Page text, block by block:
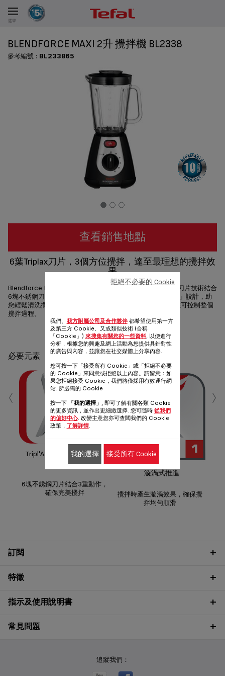
選單
BLENDFORCE MAXI 2升 攪拌機 BL2338
參考編號 : BL233865
查看銷售地點
6葉Triplax刀片，3個方位攪拌，達至最理想的攪拌效
果
Blendforce Maxi: 極致攪拌的能力! 創新攪拌機連 Tripl'Ax 刀片技術結合
6塊不銹鋼刀片及3重動作，完美攪拌各種食材。專利「雙按」設計，助
您輕鬆清洗攪拌機。600瓦功率及5段速度連暫動功能確保您可控制整個
攪拌過程。
分享 發送
必要元素
Tripl'Ax 技術: 特福革命性刀
片技術
6塊不銹鋼刀片結合3重動作，
確保完美攪拌
漩渦式推進
攪拌時產生漩渦效果，確保攪
拌均勻順滑
‹ ›
訂閱
特徵
指示及使用說明書
常見問題
追蹤我們：
我們、 我方附屬公司及合作夥伴都希望使用第一方
及第三方 Cookie、又或類似技術 (合稱
「Cookie」) 來搜集有關您的一些資料, 以便進行
分析，根據您的興趣及網上活動為您提供具針對性
的廣告與內容，並讓您在社交媒體上分享內容.
您可按一下「接受所有 Cookie」或「拒絕不必要
的 Cookie」來同意或拒絕以上內容。請留意：如
果您拒絕接受 Cookie，我們將僅採用有效運行網
站. 所必需的 Cookie
按一下 「我的選擇」 , 即可了解有關各類 Cookie
的更多資訊，並作出更細緻選擇. 您可隨時 從我們
的偏好中心. 改變主意您亦可查閱我們的 Cookie
政策， 了解詳情.
拒絕不必要的 Cookie
我的選擇 接受所有 Cookie